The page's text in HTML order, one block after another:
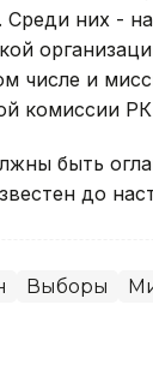
Среди них -
числе и
комиссии
быть
до
Выборы